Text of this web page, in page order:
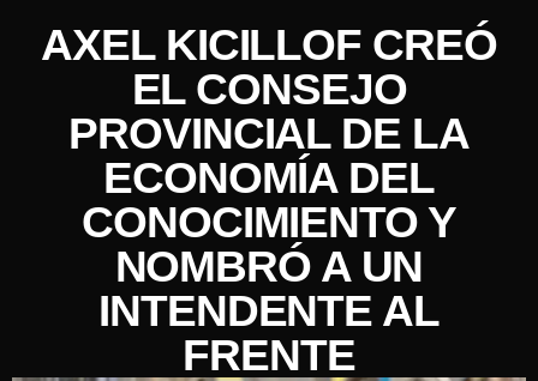
AXEL KICILLOF CREÓ
EL CONSEJO
PROVINCIAL DE LA
ECONOMÍA DEL
CONOCIMIENTO Y
NOMBRÓ A UN
INTENDENTE AL
FRENTE